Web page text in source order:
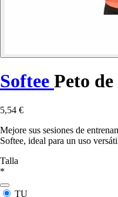
Softee Peto
5,54 €
Mejore sus sesiones de
Softee, ideal para un uso
Talla
*
TU